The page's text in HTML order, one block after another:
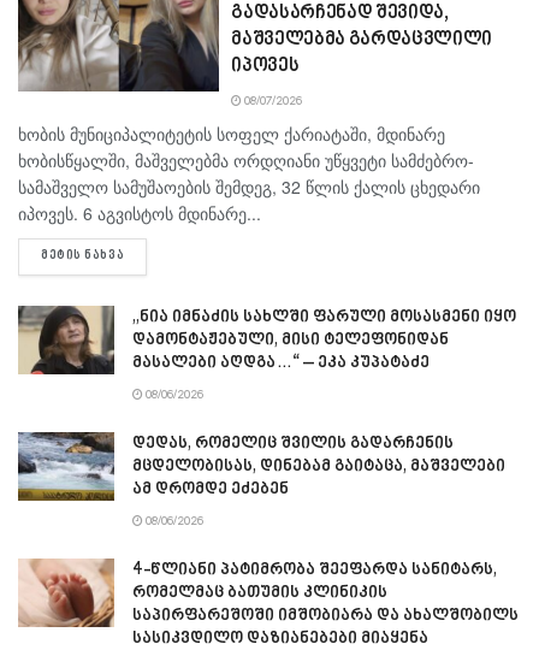
გადასარჩენად შევიდა,
მაშველებმა გარდაცვლილი
იპოვეს
08/07/2026
ხობის მუნიციპალიტეტის სოფელ ქარიატაში, მდინარე
ხობისწყალში, მაშველებმა ორდღიანი უწყვეტი სამძებრო-
სამაშველო სამუშაოების შემდეგ, 32 წლის ქალის ცხედარი
იპოვეს. 6 აგვისტოს მდინარე...
ᲛᲔᲢᲘᲡ ᲜᲐᲮᲕᲐ
„ნია იმნაძის სახლში ფარული მოსასმენი იყო
დამონტაჟებული, მისი ტელეფონიდან
მასალები აღდგა…“ – ეკა კუპატაძე
08/06/2026
დედას, რომელიც შვილის გადარჩენის
მცდელობისას, დინებამ გაიტაცა, მაშველები
ამ დრომდე ეძებენ
08/06/2026
4-წლიანი პატიმრობა შეეფარდა სანიტარს,
რომელმაც ბათუმის კლინიკის
საპირფარეშოში იმშობიარა და ახალშობილს
სასიკვდილო დაზიანებები მიაყენა